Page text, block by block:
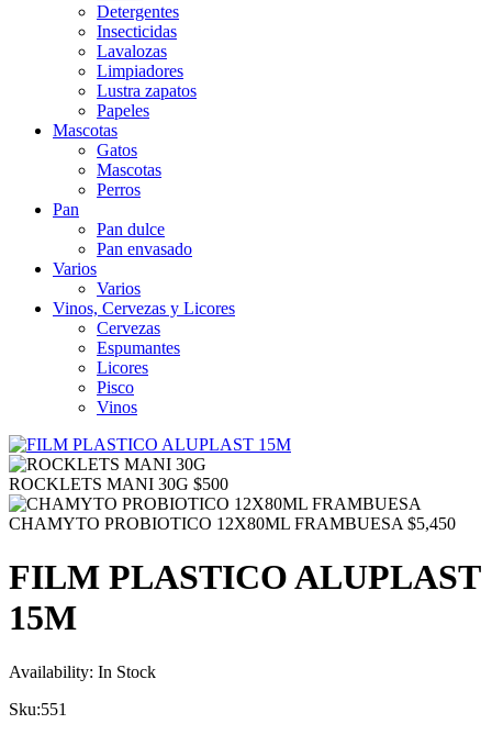
Detergentes
Insecticidas
Lavalozas
Limpiadores
Lustra zapatos
Papeles
Mascotas
Gatos
Mascotas
Perros
Pan
Pan dulce
Pan envasado
Varios
Varios
Vinos, Cervezas y Licores
Cervezas
Espumantes
Licores
Pisco
Vinos
ROCKLETS MANI 30G $500
CHAMYTO PROBIOTICO 12X80ML FRAMBUESA $5,450
FILM PLASTICO ALUPLAST
15M
Availability: In Stock
Sku:551